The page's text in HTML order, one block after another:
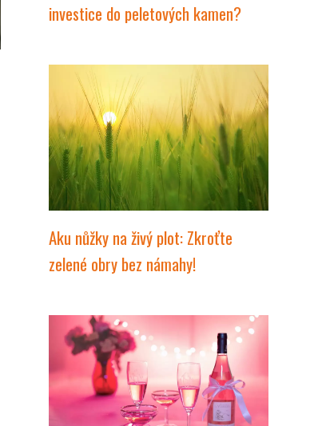
investice do peletových kamen?
Aku nůžky na živý plot: Zkroťte
zelené obry bez námahy!